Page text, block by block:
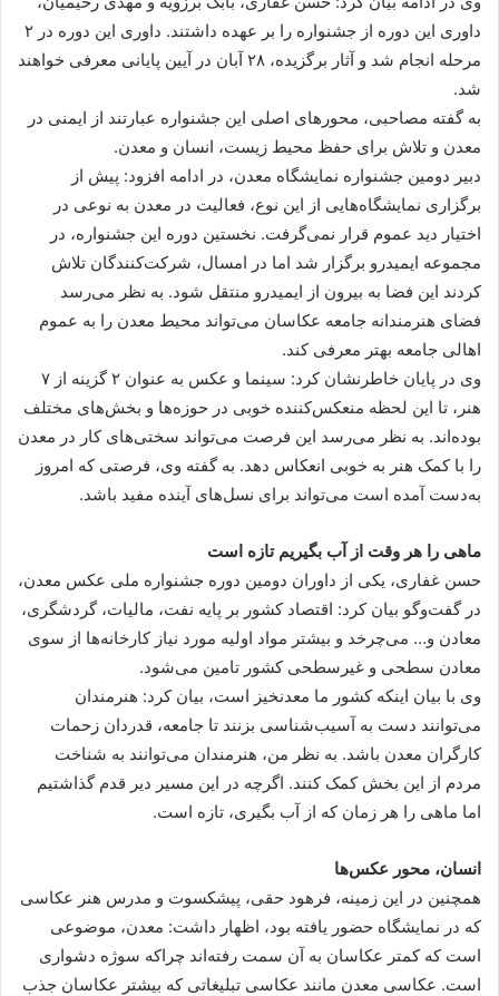
داوری این دوره از جشنواره را بر عهده داشتند. داوری این دوره در ۲
مرحله انجام شد و آثار برگزیده، ۲۸ آبان در آیین پایانی معرفی خواهند
شد.
به گفته مصاحبی، محورهای اصلی این جشنواره عبارتند از ایمنی در
معدن و تلاش برای حفظ محیط زیست، انسان و معدن.
دبیر دومین جشنواره نمایشگاه معدن، در ادامه افزود: پیش از
برگزاری نمایشگاه‌هایی از این نوع، فعالیت در معدن به نوعی در
اختیار دید عموم قرار نمی‌گرفت. نخستین دوره این جشنواره، در
مجموعه ایمیدرو برگزار شد اما در امسال، شرکت‌کنندگان تلاش
کردند این فضا به بیرون از ایمیدرو منتقل شود. به نظر می‌رسد
فضای هنرمندانه جامعه عکاسان می‌تواند محیط معدن را به عموم
اهالی جامعه بهتر معرفی کند.
وی در پایان خاطرنشان کرد: سینما و عکس به عنوان ۲ گزینه از ۷
هنر، تا این لحظه منعکس‌کننده خوبی در حوزه‌ها و بخش‌های مختلف
بوده‌اند. به نظر می‌رسد این فرصت می‌تواند سختی‌های کار در معدن
را با کمک هنر به خوبی انعکاس دهد. به گفته وی، فرصتی که امروز
به‌دست آمده است می‌تواند برای نسل‌های آینده مفید باشد.
ماهی را هر وقت از آب بگیریم تازه است
حسن غفاری، یکی از داوران دومین دوره جشنواره ملی عکس معدن،
در گفت‌وگو بیان کرد: اقتصاد کشور بر پایه نفت، مالیات، گردشگری،
معادن و… می‌چرخد و بیشتر مواد اولیه مورد نیاز کارخانه‌ها از سوی
معادن سطحی و غیرسطحی کشور تامین می‌شود.
وی با بیان اینکه کشور ما معدنخیز است، بیان کرد: هنرمندان
می‌توانند دست به آسیب‌شناسی بزنند تا جامعه، قدردان زحمات
کارگران معدن باشد. به نظر من، هنرمندان می‌توانند به شناخت
مردم از این بخش کمک کنند. اگرچه در این مسیر دیر قدم گذاشتیم
اما ماهی را هر زمان که از آب بگیری، تازه است.
انسان، محور عکس‌ها
همچنین در این زمینه، فرهود حقی، پیشکسوت و مدرس هنر عکاسی
که در نمایشگاه حضور یافته بود، اظهار داشت: معدن، موضوعی
است که کمتر عکاسان به آن سمت رفته‌اند چراکه سوژه دشواری
است. عکاسی معدن مانند عکاسی تبلیغاتی که بیشتر عکاسان جذب